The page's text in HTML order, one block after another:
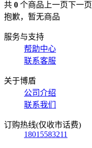
共 0 个商品 上一页下一页
抱歉，暂无商品
服务与支持
帮助中心
联系客服
关于博盾
公司介绍
联系我们
订购热线(仅收市话费)
18015583211